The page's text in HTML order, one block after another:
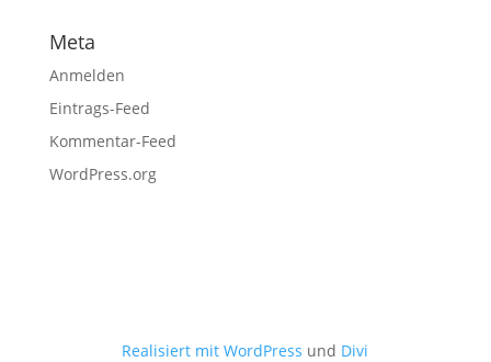
Meta
Anmelden
Eintrags-Feed
Kommentar-Feed
WordPress.org
Realisiert mit WordPress und Divi